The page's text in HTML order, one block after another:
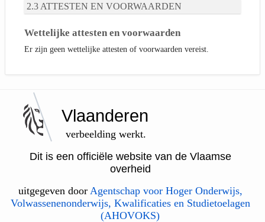
ATTESTEN EN VOORWAARDEN
Wettelijke attesten en voorwaarden
Er zijn geen wettelijke attesten of voorwaarden vereist.
Vlaanderen
verbeelding werkt.
Dit is een officiële website van de Vlaamse
overheid
uitgegeven door Agentschap voor Hoger Onderwijs,
Volwassenenonderwijs, Kwalificaties en Studietoelagen
(AHOVOKS)